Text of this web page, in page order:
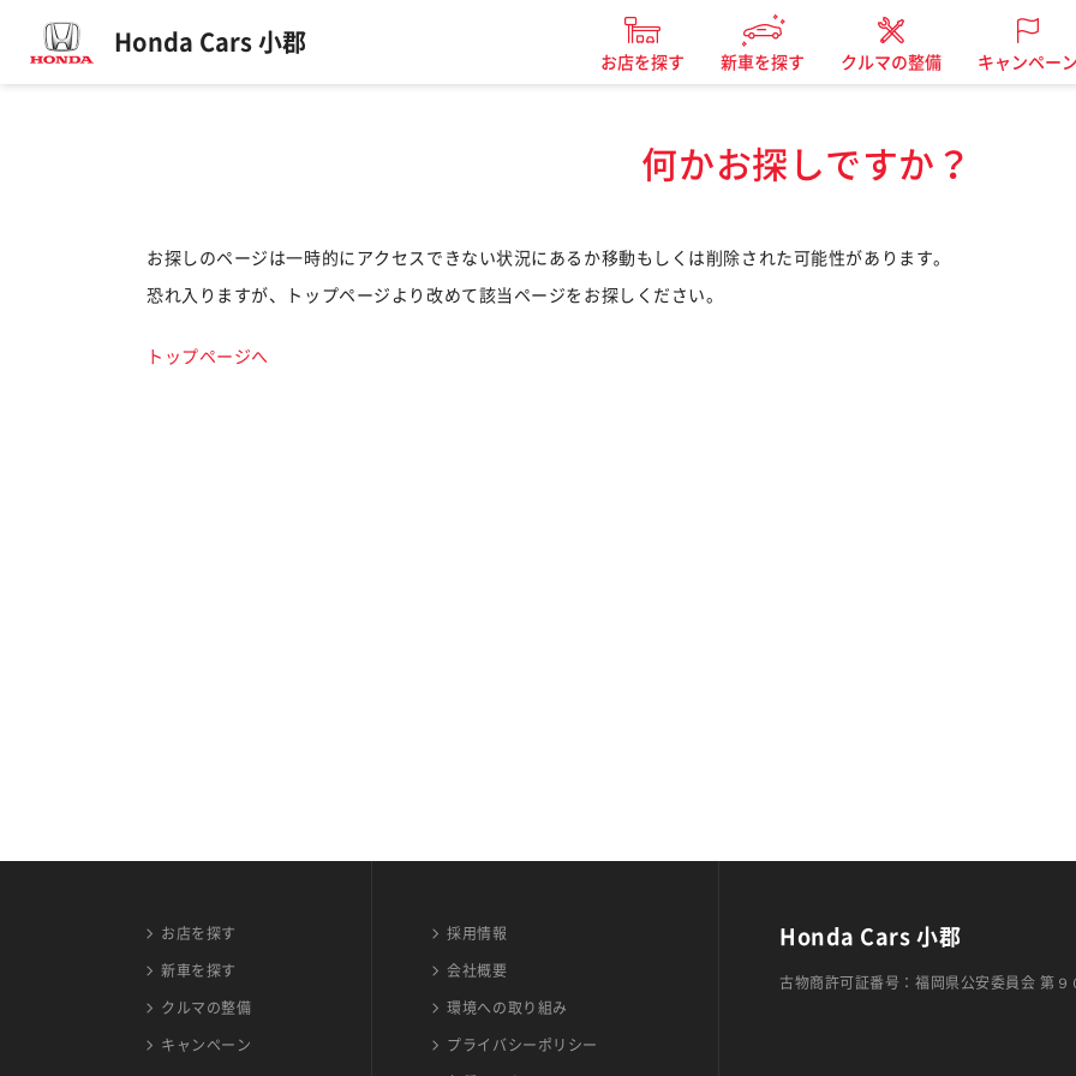
Honda Cars 小郡
お店を探す 新車を探す クルマの整備 キャンペーン
何かお探しですか？
お探しのページは一時的にアクセスできない状況にあるか移動もしくは削除された可能性があります。
恐れ入りますが、トップページより改めて該当ページをお探しください。
トップページへ
お店を探す
新車を探す
クルマの整備
キャンペーン
採用情報
会社概要
環境への取り組み
プライバシーポリシー
Honda Cars 小郡
古物商許可証番号：福岡県公安委員会 第